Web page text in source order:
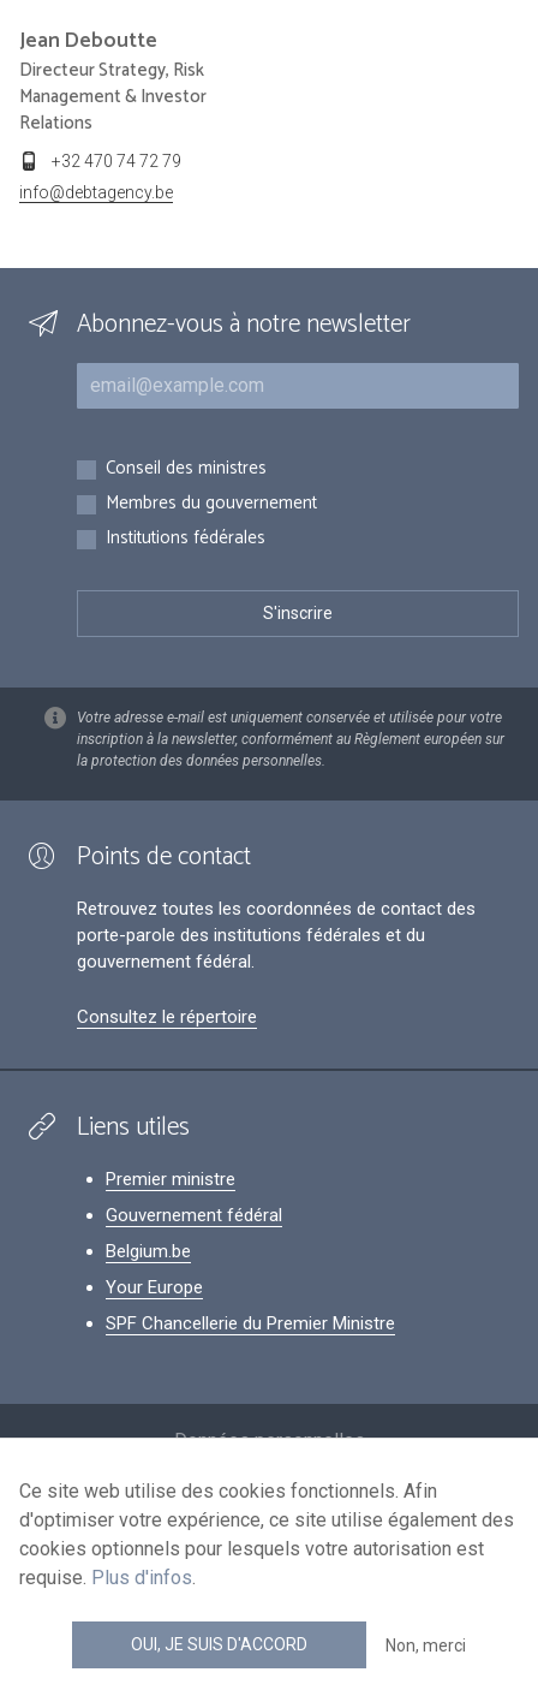
Jean Deboutte
Directeur Strategy, Risk
Management & Investor
Relations
+32 470 74 72 79
info@debtagency.be
Abonnez-vous à notre newsletter
Courriel
Inscriptions
Conseil des ministres
Membres du gouvernement
Institutions fédérales
Votre adresse e-mail est uniquement conservée et utilisée pour votre
inscription à la newsletter, conformément au Règlement européen sur
la protection des données personnelles.
Points de contact
Retrouvez toutes les coordonnées de contact des
porte-parole des institutions fédérales et du
gouvernement fédéral.
Consultez le répertoire
Liens utiles
Premier ministre
Gouvernement fédéral
Belgium.be
Your Europe
SPF Chancellerie du Premier Ministre
Données personnelles
Conditions de réutilisation
Contactez-nous
news.belgium flux RSS
© 2026 - news.belgium.be
Ce site web utilise des cookies fonctionnels. Afin
d'optimiser votre expérience, ce site utilise également des
cookies optionnels pour lesquels votre autorisation est
requise. Plus d'infos.
OUI, JE SUIS D'ACCORD Non, merci